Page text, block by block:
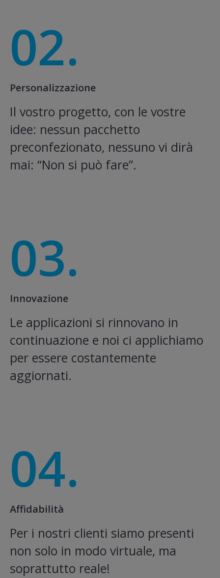
02.
Personalizzazione
Il vostro progetto, con le vostre
idee: nessun pacchetto
preconfezionato, nessuno vi dirà
mai: “Non si può fare”.
03.
Innovazione
Le applicazioni si rinnovano in
continuazione e noi ci applichiamo
per essere costantemente
aggiornati.
04.
Affidabilità
Per i nostri clienti siamo presenti
non solo in modo virtuale, ma
soprattutto reale!